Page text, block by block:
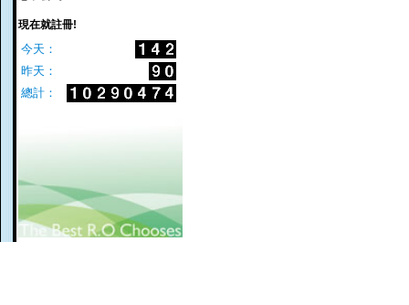
現在就註冊!
今天：
昨天：
總計：